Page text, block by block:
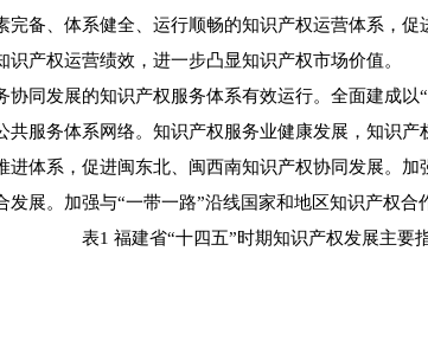
体系健全、运行顺畅的知识产权运营体系，促
产权运营绩效，进一步凸显知识产权市场价值。
展的知识产权服务体系有效运行。全面建成以“
服务体系网络。知识产权服务业健康发展，知识
，促进闽东北、闽西南知识产权协同发展。加
展。加强与“一带一路”沿线国家和地区知识产权合
表1 福建省“十四五”时期知识产权发展主要